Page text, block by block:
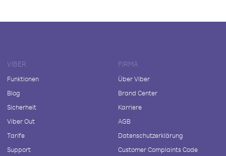
VIBER
Funktionen
Blog
Sicherheit
Viber Out
Tarife
Support
FIRMA
Über Viber
Brand Center
Karriere
AGB
Datenschutzerklärung
Customer Complaints Code